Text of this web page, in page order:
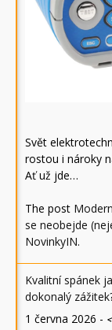
Svět
rostou i nároky
Ať už jde…
The post
se neobejde
NovinkyIN.
Kvalitní spánek
dokonalý
1 června 2026 -